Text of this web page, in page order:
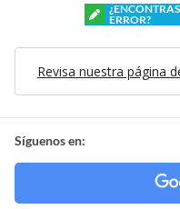
ERROR?
Revisa nuestra página
Síguenos en: